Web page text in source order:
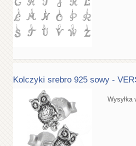
Kolczyki srebro 925 sowy -
Wysyłka